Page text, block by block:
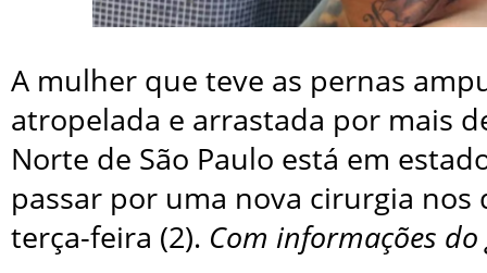
A mulher que teve as pernas
atropelada e arrastada por mais
Norte de São Paulo está em
passar por uma nova cirurgia nos
terça-feira (2). Com informações do